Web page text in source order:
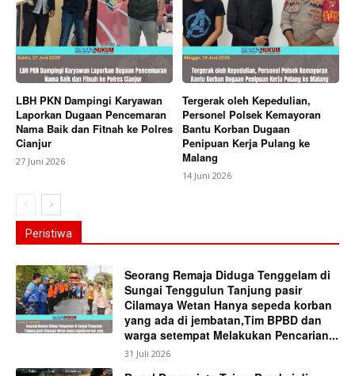
LBH PKN Dampingi Karyawan
Laporkan Dugaan Pencemaran
Nama Baik dan Fitnah ke Polres
Cianjur
27 Juni 2026
Tergerak oleh Kepedulian,
Personel Polsek Kemayoran
Bantu Korban Dugaan
Penipuan Kerja Pulang ke
Malang
14 Juni 2026
Peristiwa
Seorang Remaja Diduga Tenggelam di
Sungai Tenggulun Tanjung pasir
Cilamaya Wetan Hanya sepeda korban
yang ada di jembatan,Tim BPBD dan
warga setempat Melakukan Pencarian...
31 Juli 2026